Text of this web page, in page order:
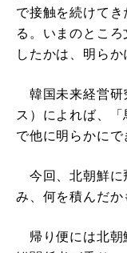
で接触を続けて
る。いまのとこ
したかは、明らか
韓国未来経営研
ス）によれば、
で他に明らかにで
今回、北朝鮮に
み、何を積んだか
帰り便には北朝